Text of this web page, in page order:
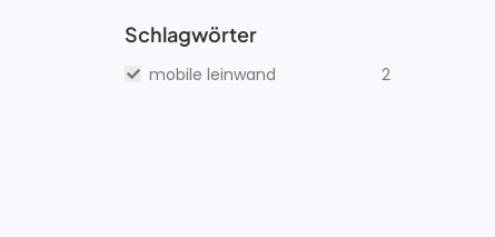
Schlagwörter
mobile leinwand 2